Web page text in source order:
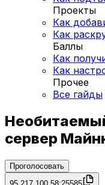
Проекты
Как
Как
Баллы
Как
Как
Прочее
Все гайды
сервер
Проголосовать